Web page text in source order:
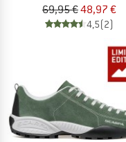
69,95 €48,97 €
4,5(2)